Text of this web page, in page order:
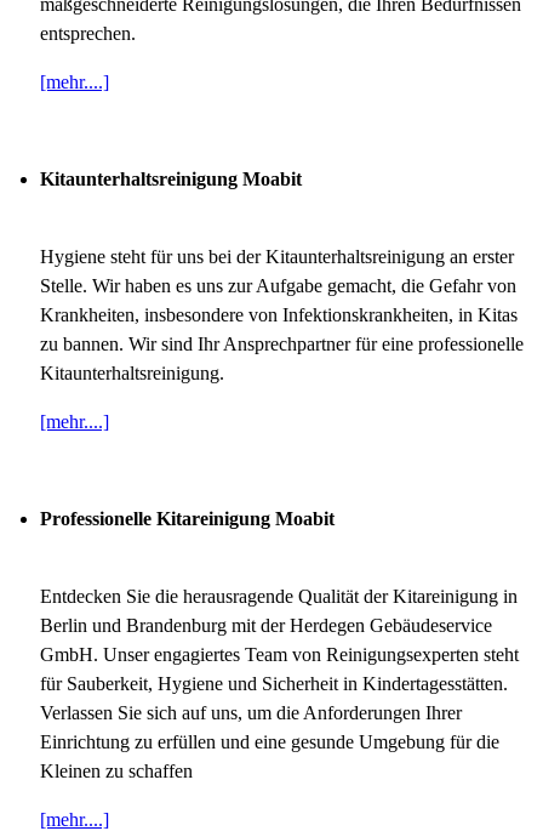
entsprechen.
[mehr....]
Kitaunterhaltsreinigung Moabit
Hygiene steht für uns bei der Kitaunterhaltsreinigung an erster
Stelle. Wir haben es uns zur Aufgabe gemacht, die Gefahr von
Krankheiten, insbesondere von Infektionskrankheiten, in Kitas
zu bannen. Wir sind Ihr Ansprechpartner für eine professionelle
Kitaunterhaltsreinigung.
[mehr....]
Professionelle Kitareinigung Moabit
Entdecken Sie die herausragende Qualität der Kitareinigung in
Berlin und Brandenburg mit der Herdegen Gebäudeservice
GmbH. Unser engagiertes Team von Reinigungsexperten steht
für Sauberkeit, Hygiene und Sicherheit in Kindertagesstätten.
Verlassen Sie sich auf uns, um die Anforderungen Ihrer
Einrichtung zu erfüllen und eine gesunde Umgebung für die
Kleinen zu schaffen
[mehr....]